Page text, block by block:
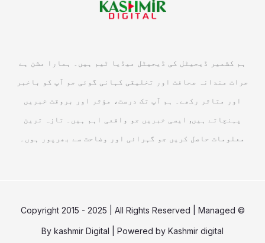
ہم کشمیر ڈیجیٹل کی ڈیجیٹل میڈیا ٹیم ہیں۔ ہمارا مشن ہے
جرات مندانہ صحافت اور تخلیقی کہانی گوئی جو آپ کو باخبر
اور متاثر رکھے۔ ہم آپ تک درست، مؤثر اور بروقت خبریں
پہنچاتے ہیں, ایسی خبریں جو واقعی اہم ہیں۔ تازہ ترین
معلومات حاصل کریں جو گہرائی اور وضاحت سے بھرپور ہوں۔
© Copyright 2015 - 2025 | All Rights Reserved | Managed
By kashmir Digital | Powered by Kashmir digital